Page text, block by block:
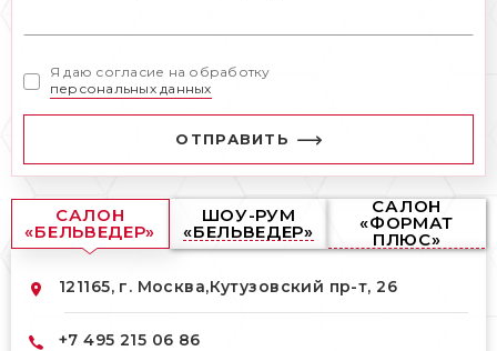
Я даю согласие на обработку
персональных данных
ОТПРАВИТЬ
САЛОН
«БЕЛЬВЕДЕР»
ШОУ-РУМ
«БЕЛЬВЕДЕР»
САЛОН
«ФОРМАТ
ПЛЮС»
121165, г. Москва,Кутузовский пр-т, 26
+7 495 215 06 86